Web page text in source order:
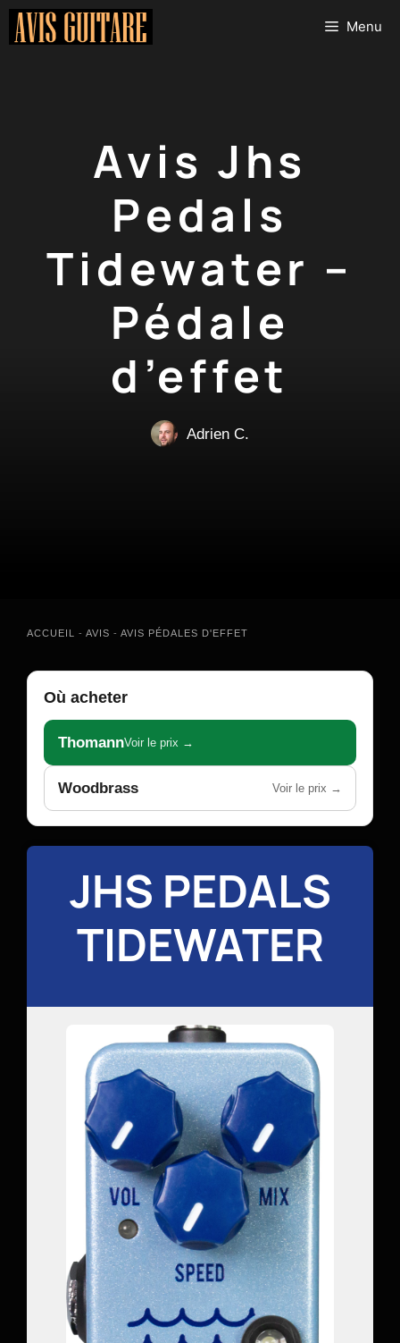
Aller
Menu
Avis Jhs
Pedals
Tidewater –
Pédale
d’effet
Adrien C.
ACCUEIL - AVIS - AVIS PÉDALES D'EFFET
Où acheter
ThomannVoir le prix →
Woodbrass Voir le prix →
JHS PEDALS
TIDEWATER